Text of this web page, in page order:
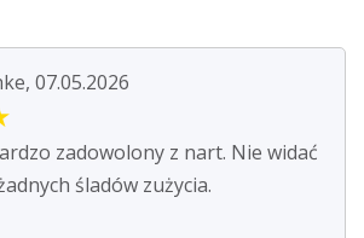
07.05.2026
zadowolony z nart. Nie widać
śladów zużycia.